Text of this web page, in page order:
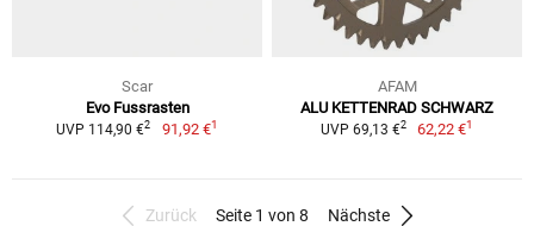
Scar
Evo Fussrasten
UVP 114,90 €2 91,92 €1
AFAM
ALU KETTENRAD SCHWARZ
UVP 69,13 €2 62,22 €1
Zurück Seite 1 von 8 Nächste